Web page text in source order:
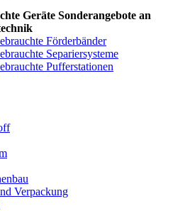
Geräte Sonderangebote an
Förderbänder
Separiersysteme
Pufferstationen
Verpackung